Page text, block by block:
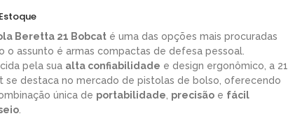
Beretta 21 Bobcat é uma das opções mais procuradas
o assunto é armas compactas de defesa pessoal.
pela sua alta confiabilidade e design ergonômico, a 21
se destaca no mercado de pistolas de bolso, oferecendo
única de portabilidade precisão e fácil